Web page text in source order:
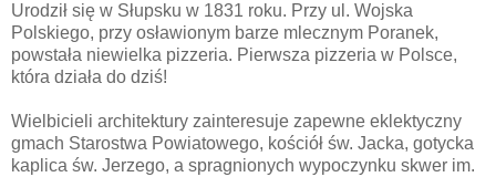
Urodził się w Słupsku w 1831 roku. Przy ul. Wojska
Polskiego, przy osławionym barze mlecznym Poranek,
powstała niewielka pizzeria. Pierwsza pizzeria w Polsce,
która działa do dziś!
Wielbicieli architektury zainteresuje zapewne eklektyczny
gmach Starostwa Powiatowego, kościół św. Jacka, gotycka
kaplica św. Jerzego, a spragnionych wypoczynku skwer im.